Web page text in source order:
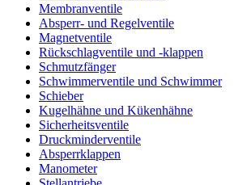
Membranventile
Absperr- und Regelventile
Magnetventile
Rückschlagventile und -klappen
Schmutzfänger
Schwimmerventile und Schwimmer
Schieber
Kugelhähne und Kükenhähne
Sicherheitsventile
Druckminderventile
Absperrklappen
Manometer